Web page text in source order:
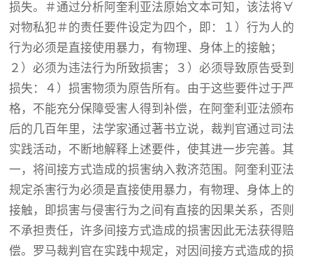
损失。＃通过分析阿奎利亚法原始文本可知，该法将∀
对物私犯＃的责任要件设定为四个，即：１）行为人的
行为必须是直接使用暴力，有物理、身体上的接触；
２）必须为违法行为所致损害；３）必须导致原告受到
损失：４）损害物须为原告所有。由于这些要件过于严
格，不能充分保障受害人得到补偿，在阿奎利亚法颁布
后的几百年里，法学家通过著书立说，裁判官通过司法
实践活动，不断地解释上述要件，使其进一步完善。其
一，将间接方式造成的损害纳入救济范围。阿奎利亚法
规定杀害行为必须是直接使用暴力，有物理、身体上的
接触，即损害与侵害行为之间有直接的因果关系，否则
不承担责任，许多间接方式造成的损害因此无法获得赔
偿。罗马裁判官在实践中规定，对因间接方式造成的损